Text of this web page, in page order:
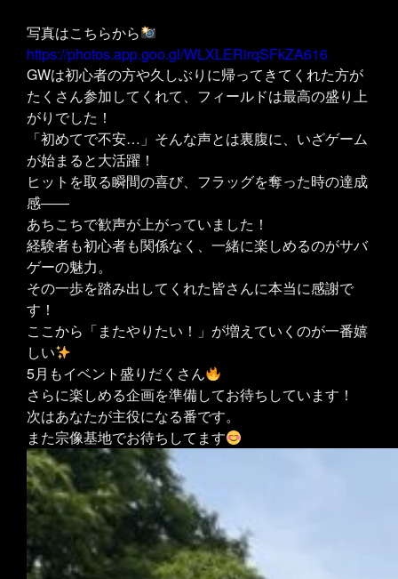
写真はこちらから
https://photos.app.goo.gl/WLXLERirqSFkZA616
GWは初心者の方や久しぶりに帰ってきてくれた方が
たくさん参加してくれて、フィールドは最高の盛り上
がりでした！
「初めてで不安…」そんな声とは裏腹に、いざゲーム
が始まると大活躍！
ヒットを取る瞬間の喜び、フラッグを奪った時の達成
感――
あちこちで歓声が上がっていました！
経験者も初心者も関係なく、一緒に楽しめるのがサバ
ゲーの魅力。
その一歩を踏み出してくれた皆さんに本当に感謝で
す！
ここから「またやりたい！」が増えていくのが一番嬉
しい
5月もイベント盛りだくさん
さらに楽しめる企画を準備してお待ちしています！
次はあなたが主役になる番です。
また宗像基地でお待ちしてます